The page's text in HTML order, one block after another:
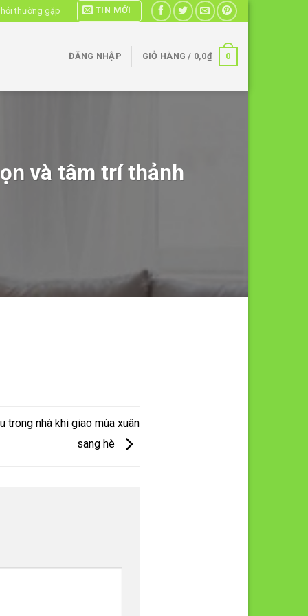
hỏi thường gặp TIN MỚI
ĐĂNG NHẬP GIỎ HÀNG / 0,0₫ 0
và tâm trí thảnh
trong nhà khi giao mùa xuân
sang hè